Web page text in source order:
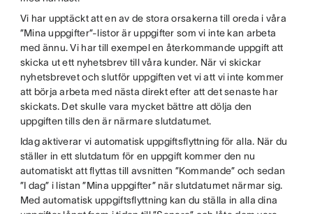
Vi har upptäckt att en av de stora orsakerna till oreda i våra
”Mina uppgifter”-listor är uppgifter som vi inte kan arbeta
med ännu. Vi har till exempel en återkommande uppgift att
skicka ut ett nyhetsbrev till våra kunder. När vi skickar
nyhetsbrevet och slutför uppgiften vet vi att vi inte kommer
att börja arbeta med nästa direkt efter att det senaste har
skickats. Det skulle vara mycket bättre att dölja den
uppgiften tills den är närmare slutdatumet.
Idag aktiverar vi automatisk uppgiftsflyttning för alla. När du
ställer in ett slutdatum för en uppgift kommer den nu
automatiskt att flyttas till avsnitten ”Kommande” och sedan
”I dag” i listan ”Mina uppgifter” när slutdatumet närmar sig.
Med automatisk uppgiftsflyttning kan du ställa in alla dina